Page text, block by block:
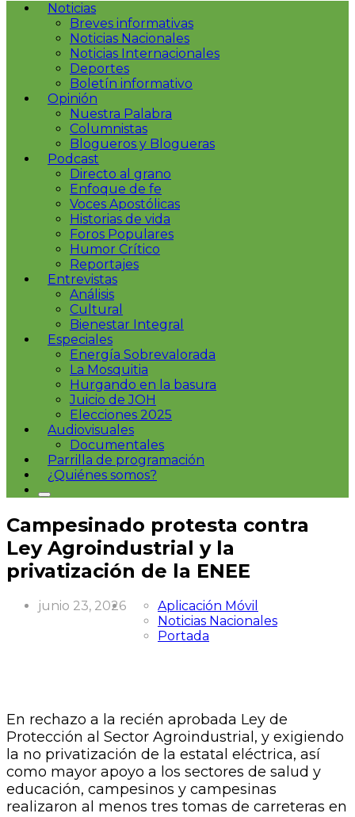
Noticias
Breves informativas
Noticias Nacionales
Noticias Internacionales
Deportes
Boletín informativo
Opinión
Nuestra Palabra
Columnistas
Blogueros y Blogueras
Podcast
Directo al grano
Enfoque de fe
Voces Apostólicas
Historias de vida
Foros Populares
Humor Crítico
Reportajes
Entrevistas
Análisis
Cultural
Bienestar Integral
Especiales
Energía Sobrevalorada
La Mosquitia
Hurgando en la basura
Juicio de JOH
Elecciones 2025
Audiovisuales
Documentales
Parrilla de programación
¿Quiénes somos?
Campesinado protesta contra
Ley Agroindustrial y la
privatización de la ENEE
junio 23, 2026
Aplicación Móvil
Noticias Nacionales
Portada
En rechazo a la recién aprobada Ley de
Protección al Sector Agroindustrial, y exigiendo
la no privatización de la estatal eléctrica, así
como mayor apoyo a los sectores de salud y
educación, campesinos y campesinas
realizaron al menos tres tomas de carreteras en